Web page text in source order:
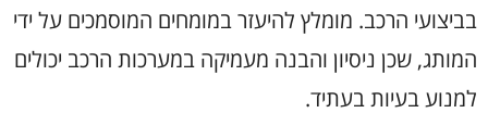
בביצועי הרכב. מומלץ להיעזר במומחים המוסמכים על ידי
המותג, שכן ניסיון והבנה מעמיקה במערכות הרכב יכולים
למנוע בעיות בעתיד.